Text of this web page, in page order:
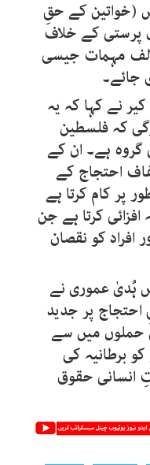
(خواتین کے حقِ
پرستی کے خلاف
مہمات جیسی
جائے۔
نے کہا کہ یہ
کہ فلسطین
ہے۔ ان کے
احتجاج کے
پر کام کرتا ہے
کرتا ہے جن
افراد کو نقصان
ہُدیٰ عموری نے
احتجاج پر جدید
حملوں میں سے
برطانیہ کی
انسانی حقوق